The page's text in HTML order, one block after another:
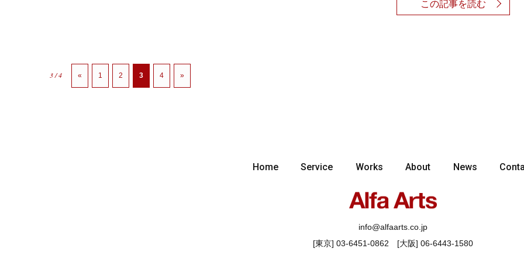
この記事を読む
3 / 4 « 1 2 3 4 »
Home Service Works About News
info@alfaarts.co.jp
[東京] 03-6451-0862 [大阪] 06-6443-1580